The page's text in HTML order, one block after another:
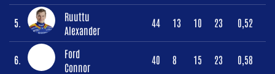
5.
Ruuttu
Alexander
44 13 10 23 0,52
6.
Ford
Connor
40 8 15 23 0,58